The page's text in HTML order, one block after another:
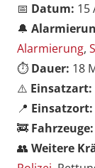
📅 Datum: 15
🔔
Alarmierung,
⏱️ Dauer: 18
⚠️ Einsatzart:
📍 Einsatzort:
🚒 Fahrzeuge:
👥 Weitere